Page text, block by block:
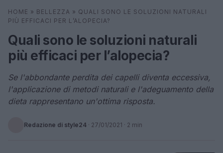
Cerca ⌕ ×
HOME » BELLEZZA » QUALI SONO LE SOLUZIONI NATURALI
PIÙ EFFICACI PER L’ALOPECIA?
Quali sono le soluzioni naturali
più efficaci per l’alopecia?
Se l'abbondante perdita dei capelli diventa eccessiva,
l'applicazione di metodi naturali e l'adeguamento della
dieta rappresentano un'ottima risposta.
Redazione di style24 · 27/01/2021 · 2 min